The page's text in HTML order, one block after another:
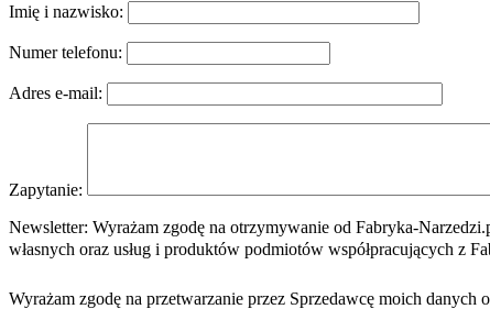
Imię i nazwisko:
Numer telefonu:
Adres e-mail:
Zapytanie:
Newsletter: Wyrażam zgodę na otrzymywanie od Fabryka-
własnych oraz usług i produktów podmiotów współpracujących z
Wyrażam zgodę na przetwarzanie przez Sprzedawcę moich